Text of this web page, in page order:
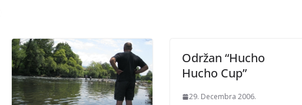
Održan “Hucho
Hucho Cup”
29. Decembra 2006.